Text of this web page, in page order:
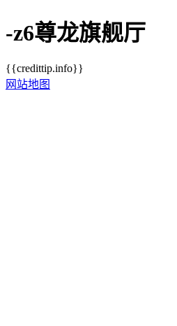
-z6尊龙旗舰厅
{{credittip.info}}
网站地图